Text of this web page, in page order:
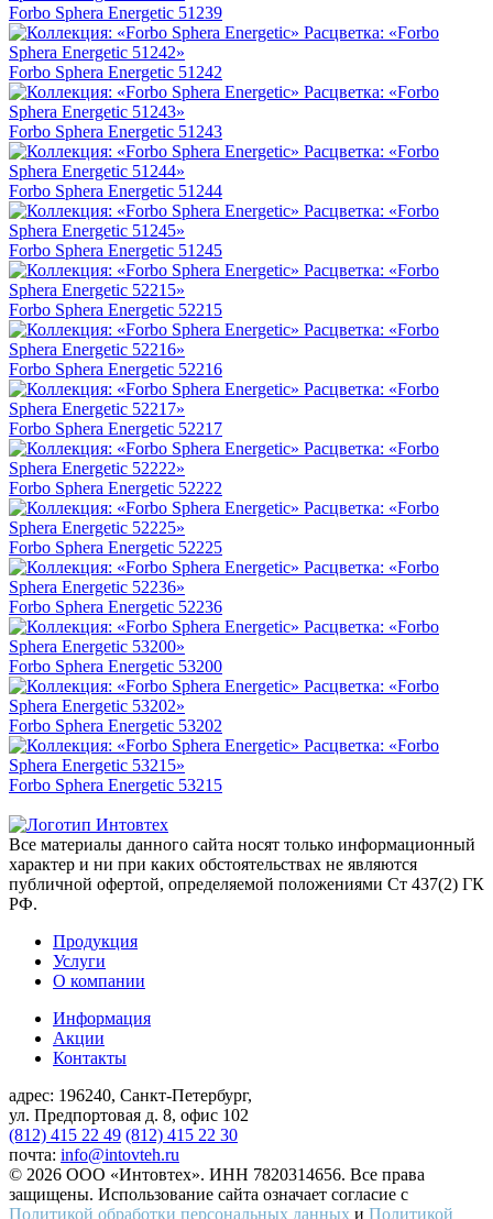
Forbo Sphera Energetic 51239
Forbo Sphera Energetic 51242
Forbo Sphera Energetic 51243
Forbo Sphera Energetic 51244
Forbo Sphera Energetic 51245
Forbo Sphera Energetic 52215
Forbo Sphera Energetic 52216
Forbo Sphera Energetic 52217
Forbo Sphera Energetic 52222
Forbo Sphera Energetic 52225
Forbo Sphera Energetic 52236
Forbo Sphera Energetic 53200
Forbo Sphera Energetic 53202
Forbo Sphera Energetic 53215
Все материалы данного сайта носят только информационный
характер и ни при каких обстоятельствах не являются
публичной офертой, определяемой положениями Ст 437(2) ГК
РФ.
Продукция
Услуги
О компании
Информация
Акции
Контакты
адрес: 196240, Санкт-Петербург,
ул. Предпортовая д. 8, офис 102
(812) 415 22 49 (812) 415 22 30
почта: info@intovteh.ru
© 2026 ООО «Интовтех». ИНН 7820314656. Все права
защищены. Использование сайта означает согласие с
Политикой обработки персональных данных и Политикой